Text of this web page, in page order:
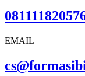
EMAIL